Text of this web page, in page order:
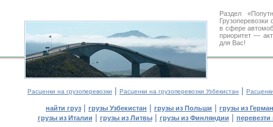
Раздел
в сфере
приоритет —
для Вас!
Расценки на грузоперевозки | Расценки на грузоперевозки Узбекистан |
найти груз | грузы Узбекистан | грузы из Польши | грузы из
грузы из Италии | грузы из Литвы| грузы из Финляндии | перевезти